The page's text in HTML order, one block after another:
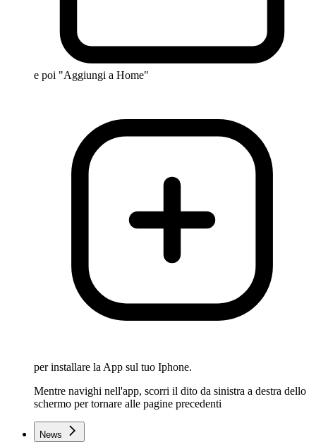
e poi "Aggiungi a Home"
per installare la App sul tuo Iphone.
Mentre navighi nell'app, scorri il dito da sinistra a destra dello
schermo per tornare alle pagine precedenti
News